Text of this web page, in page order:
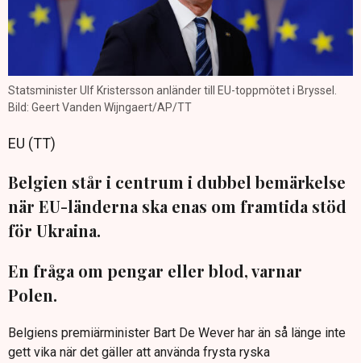
Statsminister Ulf Kristersson anländer till EU-toppmötet i Bryssel.
Bild: Geert Vanden Wijngaert/AP/TT
EU (TT)
Belgien står i centrum i dubbel bemärkelse
när EU-länderna ska enas om framtida stöd
för Ukraina.
En fråga om pengar eller blod, varnar
Polen.
Belgiens premiärminister Bart De Wever har än så länge inte
gett vika när det gäller att använda frysta ryska